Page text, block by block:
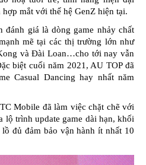
mắt với thế hệ GenZ hiện tại.
đánh giá là dòng game nhảy chất
mẽ tại các thị trường lớn như
và Đài Loan…cho tới nay vẫn
biệt cuối năm 2021, AU TOP đã
Casual Dancing hay nhất năm
Mobile đã làm việc chặt chẽ với
lộ trình update game dài hạn, khối
đủ đảm bảo vận hành ít nhất 10